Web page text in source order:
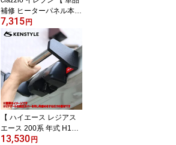
補修 ヒーターパネル本体
≪ 右側用のみ2枚 ≫≪ ク
ラッツィオ製コードレス
シートヒーター専用 ≫】
≪ Clazzioさんのコード
レスシートヒーターをご
愛用の方で ヒーターパネ
ルの調子が悪い等の場合
に ≫※シガープラグ/リ
モコンは別売※
7,315円
【 ハイエース レジアス
エース 200系 年式 H16/8
- 現行車OK 】 KENSTYL
13,530円